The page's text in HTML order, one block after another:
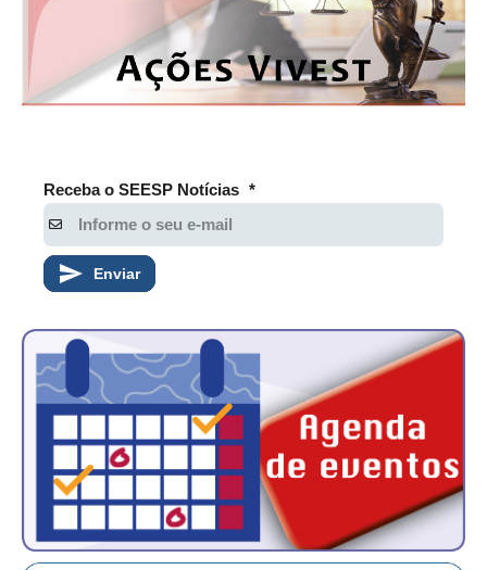
FOTOS
PUBLICAÇÕES
RELEASES
CONTATO
CADASTRO
ASSOCIE-SE
ATUALIZAÇÃO CADASTRAL
Receba o SEESP Notícias *
Enviar